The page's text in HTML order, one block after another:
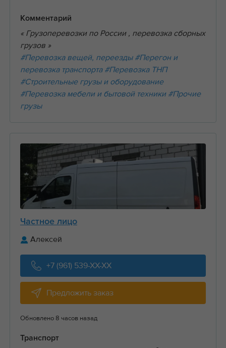
Комментарий
« Грузоперевозки по России , перевозка сборных
грузов »
#Перевозка вещей, переезды #Перегон и
перевозка транспорта #Перевозка ТНП
#Строительные грузы и оборудование
#Перевозка мебели и бытовой техники #Прочие
грузы
Частное лицо
Алексей
+7 (961) 539-XX-XX
Предложить заказ
Обновлено 8 часов назад
Транспорт